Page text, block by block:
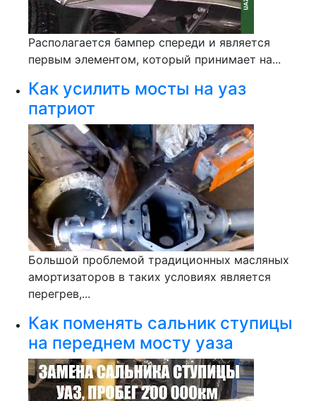
Располагается бампер спереди и является
первым элементом, который принимает на...
Как усилить мосты на уаз
патриот
Большой проблемой традиционных масляных
амортизаторов в таких условиях является
перегрев,...
Как поменять сальник ступицы
на переднем мосту уаза